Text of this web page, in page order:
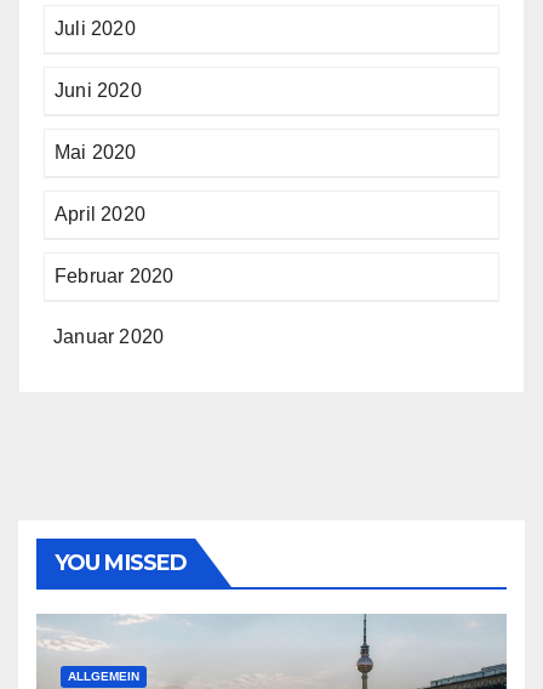
Juli 2020
Juni 2020
Mai 2020
April 2020
Februar 2020
Januar 2020
YOU MISSED
ALLGEMEIN